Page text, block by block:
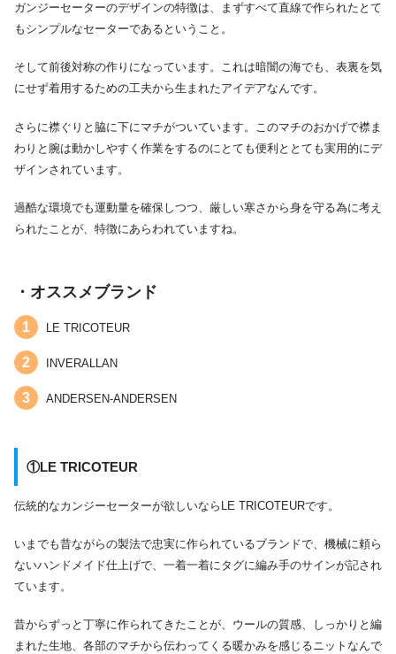
ガンジーセーターのデザインの特徴は、まずすべて直線で作られたとて
もシンプルなセーターであるということ。
そして前後対称の作りになっています。これは暗闇の海でも、表裏を気
にせず着用するための工夫から生まれたアイデアなんです。
さらに襟ぐりと脇に下にマチがついています。このマチのおかげで襟ま
わりと腕は動かしやすく作業をするのにとても便利ととても実用的にデ
ザインされています。
過酷な環境でも運動量を確保しつつ、厳しい寒さから身を守る為に考え
られたことが、特徴にあらわれていますね。
・オススメブランド
LE TRICOTEUR
INVERALLAN
ANDERSEN-ANDERSEN
①LE TRICOTEUR
伝統的なカンジーセーターが欲しいならLE TRICOTEURです。
いまでも昔ながらの製法で忠実に作られているブランドで、機械に頼ら
ないハンドメイド仕上げで、一着一着にタグに編み手のサインが記され
ています。
昔からずっと丁寧に作られてきたことが、ウールの質感、しっかりと編
まれた生地、各部のマチから伝わってくる暖かみを感じるニットなんで